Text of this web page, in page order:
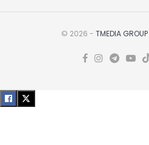
© 2026 - TMEDIA